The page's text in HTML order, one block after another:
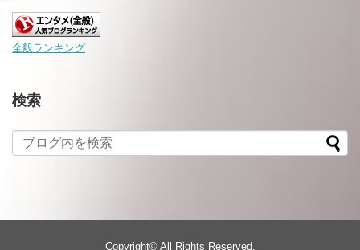
全般ランキング
検索
Copyright© All Rights Reserved.